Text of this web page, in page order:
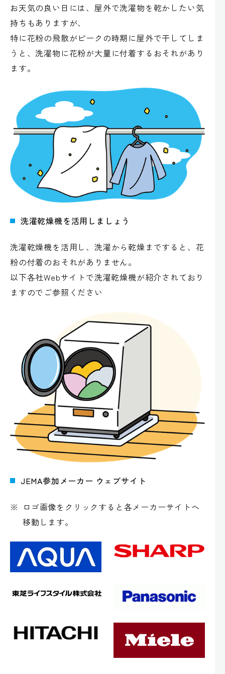
お天気の良い日には、屋外で洗濯物を乾かしたい気
持ちもありますが、
特に花粉の飛散がピークの時期に屋外で干してしま
うと、洗濯物に花粉が大量に付着するおそれがあり
ます。
洗濯乾燥機を活用しましょう
洗濯乾燥機を活用し、洗濯から乾燥まですると、花
粉の付着のおそれがありません。
以下各社Webサイトで洗濯乾燥機が紹介されており
ますのでご参照ください
JEMA参加メーカー ウェブサイト
※
ロゴ画像をクリックすると各メーカーサイトへ
移動します。